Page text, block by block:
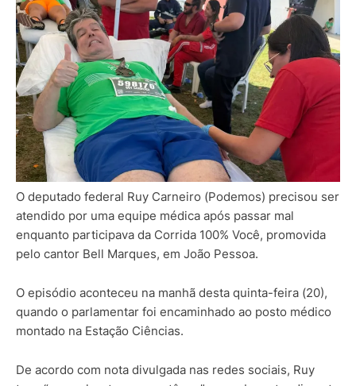
O deputado federal Ruy Carneiro (Podemos) precisou ser
atendido por uma equipe médica após passar mal
enquanto participava da Corrida 100% Você, promovida
pelo cantor Bell Marques, em João Pessoa.
O episódio aconteceu na manhã desta quinta-feira (20),
quando o parlamentar foi encaminhado ao posto médico
montado na Estação Ciências.
De acordo com nota divulgada nas redes sociais, Ruy